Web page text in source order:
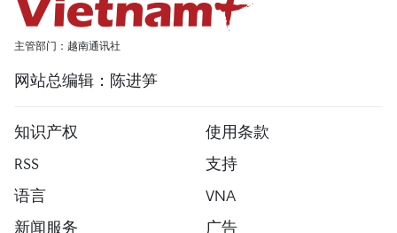
主管部门：越南通讯社
网站总编辑：陈进笋
知识产权
使用条款
RSS
支持
语言
VNA
新闻服务
广告